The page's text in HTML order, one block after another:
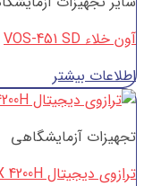
آون خلاء VOS-451 SD
اطلاعات بیشتر
تجهیزات آزمایشگاهی
ترازوی دیجیتال BX 4200H